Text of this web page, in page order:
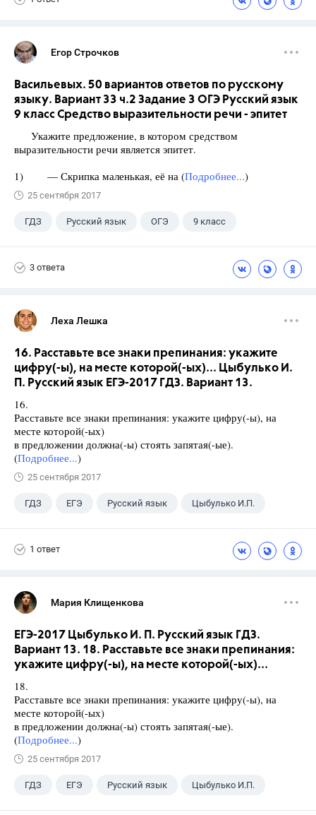
Егор Строчков
Васильевых. 50 вариантов ответов по русскому
языку. Вариант 33 ч.2 Задание 3 ОГЭ Русский язык
9 класс Средство выразительности речи - эпитет
Укажите предложение, в котором средством
выразительности речи является эпитет.
1) — Скрипка маленькая, её на (Подробнее...)
25 сентября 2017
ГДЗ Русский язык ОГЭ 9 класс
3 ответа
Леха Лешка
16. Расставьте все знаки препинания: укажите
цифру(-ы), на месте которой(-ых)... Цыбулько И.
П. Русский язык ЕГЭ-2017 ГДЗ. Вариант 13.
16.
Расставьте все знаки препинания: укажите цифру(-ы), на
месте которой(-ых)
в предложении должна(-ы) стоять запятая(-ые).
(Подробнее...)
25 сентября 2017
ГДЗ ЕГЭ Русский язык Цыбулько И.П.
1 ответ
Мария Клищенкова
ЕГЭ-2017 Цыбулько И. П. Русский язык ГДЗ.
Вариант 13. 18. Расставьте все знаки препинания:
укажите цифру(-ы), на месте которой(-ых)...
18.
Расставьте все знаки препинания: укажите цифру(-ы), на
месте которой(-ых)
в предложении должна(-ы) стоять запятая(-ые).
(Подробнее...)
25 сентября 2017
ГДЗ ЕГЭ Русский язык Цыбулько И.П.